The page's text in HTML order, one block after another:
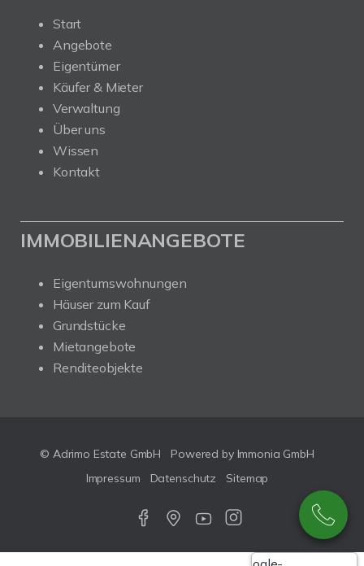
Start
Angebote
Eigentümer
Käufer & Mieter
Verwaltung
Über uns
Wissen
Kontakt
IMMOBILIENANGEBOTE
Eigentumswohnungen
Häuser zum Kauf
Grundstücke
Mietangebote
Renditeobjekte
© Adrimo Estate GmbH
Powered by Immonia GmbH
Impressum
Datenschutz Sitemap